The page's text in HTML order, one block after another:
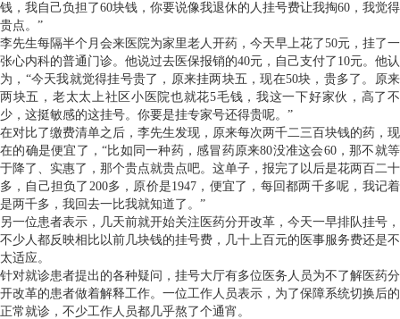
钱，我自己负担了60块钱，你要说像我退休的人挂号费让我掏60，我觉得
贵点。”
李先生每隔半个月会来医院为家里老人开药，今天早上花了50元，挂了一
张心内科的普通门诊。他说过去医保报销的40元，自己支付了10元。他认
为，“今天我就觉得挂号贵了，原来挂两块五，现在50块，贵多了。原来
两块五，老太太上社区小医院也就花5毛钱，我这一下好家伙，高了不
少，这挺敏感的这挂号。你要是挂专家号还得贵呢。”
在对比了缴费清单之后，李先生发现，原来每次两千二三百块钱的药，现
在的确是便宜了，“比如同一种药，感冒药原来80没准这会60，那不就等
于降了、实惠了，那个贵点就贵点吧。这单子，报完了以后是花两百二十
多，自己担负了200多，原价是1947，便宜了，每回都两千多呢，我记着
是两千多，我回去一比我就知道了。”
另一位患者表示，几天前就开始关注医药分开改革，今天一早排队挂号，
不少人都反映相比以前几块钱的挂号费，几十上百元的医事服务费还是不
太适应。
针对就诊患者提出的各种疑问，挂号大厅有多位医务人员为不了解医药分
开改革的患者做着解释工作。一位工作人员表示，为了保障系统切换后的
正常就诊，不少工作人员都几乎熬了个通宵。